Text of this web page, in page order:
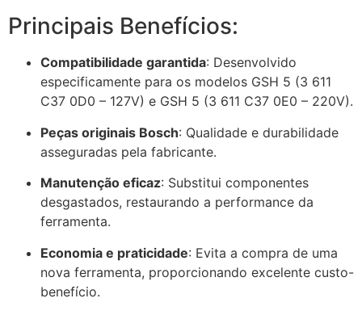
Principais Benefícios:
Compatibilidade garantida: Desenvolvido
especificamente para os modelos GSH 5 (3 611
C37 0D0 – 127V) e GSH 5 (3 611 C37 0E0 – 220V).
Peças originais Bosch: Qualidade e durabilidade
asseguradas pela fabricante.
Manutenção eficaz: Substitui componentes
desgastados, restaurando a performance da
ferramenta.
Economia e praticidade: Evita a compra de uma
nova ferramenta, proporcionando excelente custo-
benefício.